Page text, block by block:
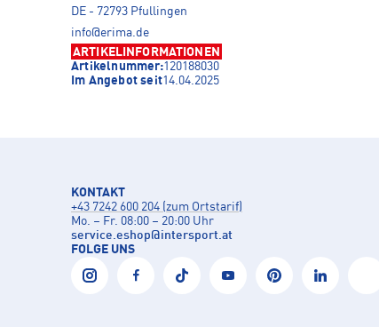
DE - 72793 Pfullingen
info@erima.de
ARTIKELINFORMATIONEN
Artikelnummer:120188030
Im Angebot seit14.04.2025
KONTAKT
+43 7242 600 204 (zum Ortstarif)
Mo. – Fr. 08:00 – 20:00 Uhr
service.eshop@intersport.at
FOLGE UNS